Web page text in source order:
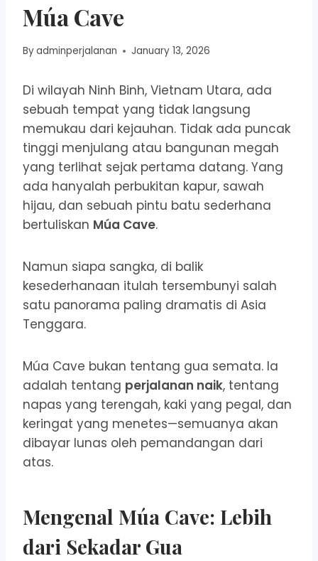
Múa Cave
Byadminperjalanan January 13, 2026
Di wilayah Ninh Binh, Vietnam Utara, ada
sebuah tempat yang tidak langsung
memukau dari kejauhan. Tidak ada puncak
tinggi menjulang atau bangunan megah
yang terlihat sejak pertama datang. Yang
ada hanyalah perbukitan kapur, sawah
hijau, dan sebuah pintu batu sederhana
bertuliskan Múa Cave.
Namun siapa sangka, di balik
kesederhanaan itulah tersembunyi salah
satu panorama paling dramatis di Asia
Tenggara.
Múa Cave bukan tentang gua semata. Ia
adalah tentang perjalanan naik, tentang
napas yang terengah, kaki yang pegal, dan
keringat yang menetes—semuanya akan
dibayar lunas oleh pemandangan dari
atas.
Mengenal Múa Cave: Lebih
dari Sekadar Gua